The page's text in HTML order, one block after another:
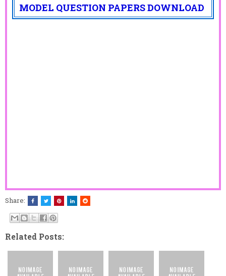
MODEL QUESTION PAPERS DOWNLOAD
Share:
Related Posts: